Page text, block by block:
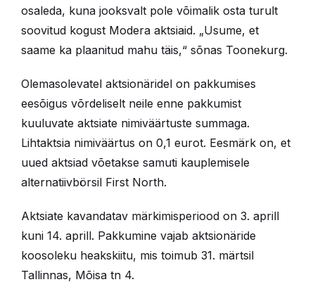
osaleda, kuna jooksvalt pole võimalik osta turult
soovitud kogust Modera aktsiaid. „Usume, et
saame ka plaanitud mahu täis,“ sõnas Toonekurg.
Olemasolevatel aktsionäridel on pakkumises
eesõigus võrdeliselt neile enne pakkumist
kuuluvate aktsiate nimiväärtuste summaga.
Lihtaktsia nimiväärtus on 0,1 eurot. Eesmärk on, et
uued aktsiad võetakse samuti kauplemisele
alternatiivbörsil First North.
Aktsiate kavandatav märkimisperiood on 3. aprill
kuni 14. aprill. Pakkumine vajab aktsionäride
koosoleku heakskiitu, mis toimub 31. märtsil
Tallinnas, Mõisa tn 4.